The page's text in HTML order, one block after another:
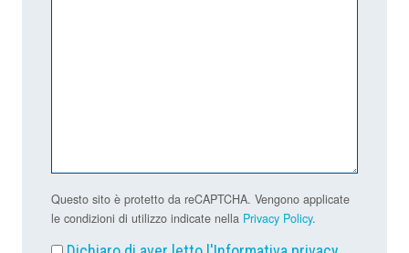
Questo sito è protetto da reCAPTCHA. Vengono applicate
le condizioni di utilizzo indicate nella Privacy Policy.